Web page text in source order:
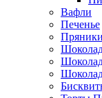
Вафли
Печенье
Пряники